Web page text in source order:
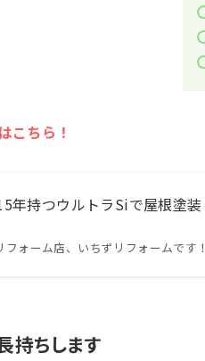
こちら！
年持つウルトラSiで屋根塗
ォーム店、いちずリフォームです
持ちします